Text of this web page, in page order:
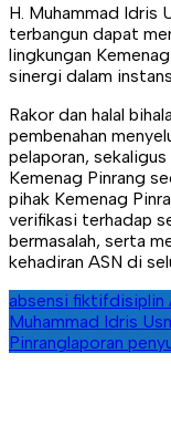
H. Muhammad Idris
terbangun dapat
lingkungan
sinergi dalam
Rakor dan halal
pembenahan
pelaporan,
Kemenag Pinrang
pihak Kemenag
verifikasi terhadap
bermasalah, serta
kehadiran ASN di
absensi fiktifdisiplin
Muhammad Idris
Pinranglaporan